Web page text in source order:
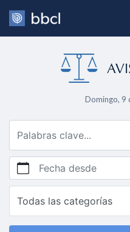
Domingo, 9
Fecha desde